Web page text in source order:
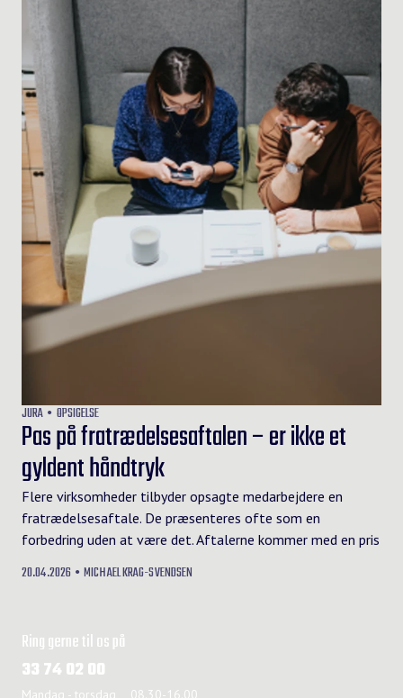
JURA OPSIGELSE
Pas på fratrædelsesaftalen – er ikke et
gyldent håndtryk
Flere virksomheder tilbyder opsagte medarbejdere en
fratrædelsesaftale. De præsenteres ofte som en
forbedring uden at være det. Aftalerne kommer med en pris
20.04.2026 MICHAEL KRAG-SVENDSEN
Ring gerne til os på
33 74 02 00
Mandag - torsdag 08.30-16.00